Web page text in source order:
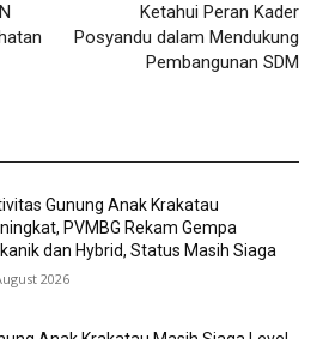
Ketahui Peran Kader
Posyandu dalam Mendukung
Pembangunan SDM
Gunung Anak Krakatau
PVMBG Rekam Gempa
dan Hybrid, Status Masih Siaga
2026